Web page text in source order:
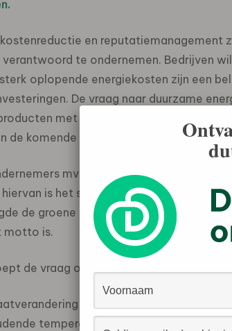
en reputatiemanagement
te ondernemen. Bedrijven
oplopende energiekosten zijn een
De vraag naar duurzame
met een verantwoorde
de komende periode voor belangrijke
mvo ook als een strategie die
is het succes van de Toyota Prius.
de groene super van Nederland te
motto is.
de vraag op wat de mvo -agenda
het grootste
temperatuurstijgingen, treffend